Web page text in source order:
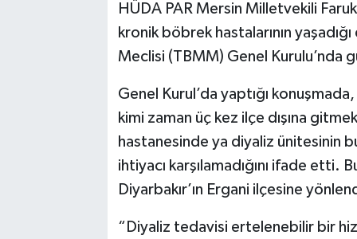
HÜDA PAR Mersin Milletvekili
kronik böbrek hastalarının
Meclisi (TBMM) Genel Kurulu’nda
Genel Kurul’da yaptığı
kimi zaman üç kez ilçe dışına
hastanesinde ya diyaliz ünitesinin
ihtiyacı karşılamadığını ifade etti.
Diyarbakır’ın Ergani ilçesine
“Diyaliz tedavisi ertelenebilir bir